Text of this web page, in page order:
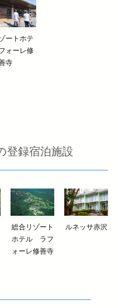
ートホテ
ォーレ修
寺
登録宿泊施設
総合リゾート
ホテル ラフ
ォーレ修善寺
ルネッサ赤沢